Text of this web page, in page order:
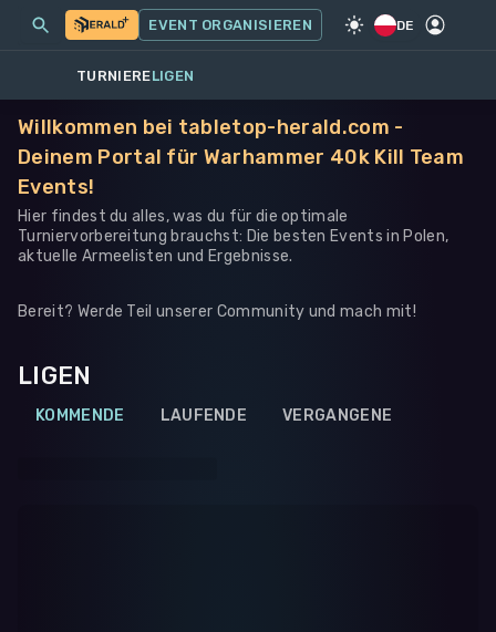
SPIEL·WARHAMMER 40K
MEINE EVENTS MEHR
EVENT ORGANISIEREN DE
TURNIERELIGEN
Willkommen bei tabletop-herald.com -
Deinem Portal für Warhammer 40k Kill Team
Events!
Hier findest du alles, was du für die optimale
Turniervorbereitung brauchst: Die besten Events in Polen,
aktuelle Armeelisten und Ergebnisse.
Bereit? Werde Teil unserer Community und mach mit!
LIGEN
KOMMENDE LAUFENDE VERGANGENE